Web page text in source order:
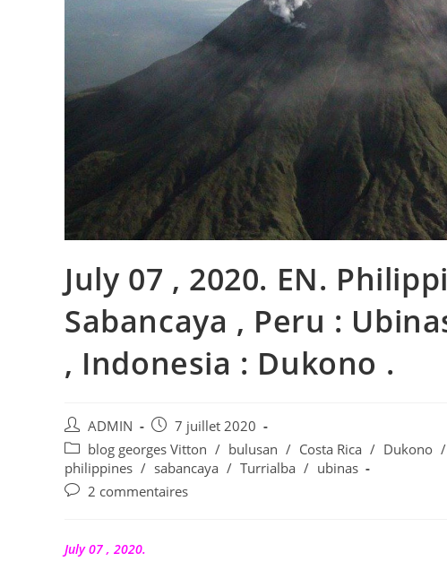
July 07 , 2020. EN.
Sabancaya , Peru :
, Indonesia : Dukono .
Auteur/autrice
de
la
publication :
ADMIN
Publication
publiée :
7 juillet 2020
Post
category:
blog georges Vitton / bulusan / Costa Rica / Dukono /
philippines / sabancaya / Turrialba / ubinas
Commentaires
publication :
2 commentaires
July 07 , 2020.